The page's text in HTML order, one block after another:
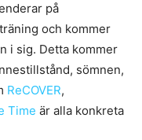
på
och kommer
i sig. Detta kommer
sömnen,
ReCOVER,
Time är alla konkreta